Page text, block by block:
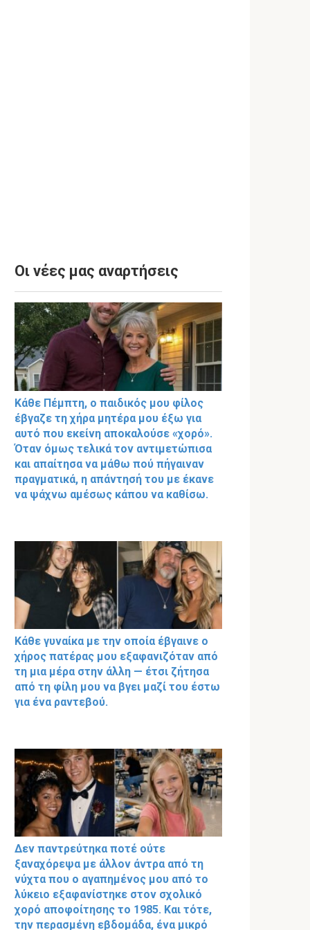
Οι νέες μας αναρτήσεις
Κάθε Πέμπτη, ο παιδικός μου φίλος
έβγαζε τη χήρα μητέρα μου έξω για
αυτό που εκείνη αποκαλούσε «χορό».
Όταν όμως τελικά τον αντιμετώπισα
και απαίτησα να μάθω πού πήγαιναν
πραγματικά, η απάντησή του με έκανε
να ψάχνω αμέσως κάπου να καθίσω.
Κάθε γυναίκα με την οποία έβγαινε ο
χήρος πατέρας μου εξαφανιζόταν από
τη μια μέρα στην άλλη — έτσι ζήτησα
από τη φίλη μου να βγει μαζί του έστω
για ένα ραντεβού.
Δεν παντρεύτηκα ποτέ ούτε
ξαναχόρεψα με άλλον άντρα από τη
νύχτα που ο αγαπημένος μου από το
λύκειο εξαφανίστηκε στον σχολικό
χορό αποφοίτησης το 1985. Και τότε,
την περασμένη εβδομάδα, ένα μικρό